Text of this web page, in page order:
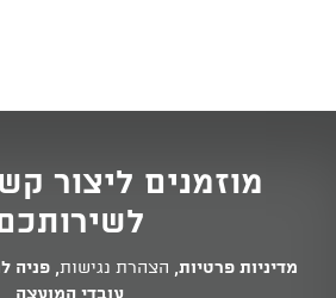
מוזמנים ליצור
מדיניות פרטיות, הצהרת נגישות, פניה